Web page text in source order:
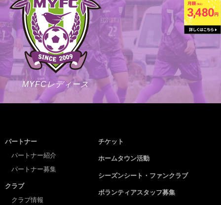
MYFCレディース
パートナー
パートナー紹介
パートナー募集
クラブ
クラブ情報
チケット
ホームタウン活動
シーズンシート・ファンクラブ
ボランティアスタッフ募集